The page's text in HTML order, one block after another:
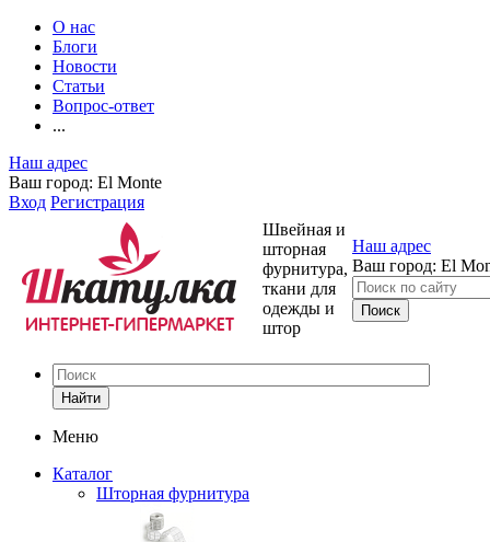
О нас
Блоги
Новости
Статьи
Вопрос-ответ
...
Наш адрес
Ваш город: El Monte
Вход Регистрация
Швейная и
шторная
фурнитура,
ткани для
одежды и
штор
Наш адрес
Ваш город: El
Найти
Меню
Каталог
Шторная фурнитура